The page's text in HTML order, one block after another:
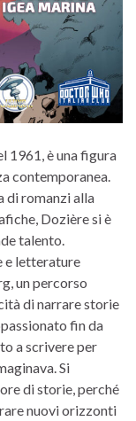
1961, è una figura
contemporanea.
di romanzi alla
Dozière si è
talento.
e letterature
un percorso
di narrare storie
fin da
a scrivere per
Si
di storie, perché
nuovi orizzonti